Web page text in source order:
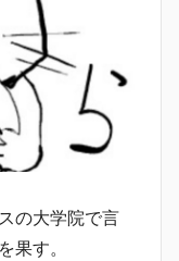
の大学院で言
果す。